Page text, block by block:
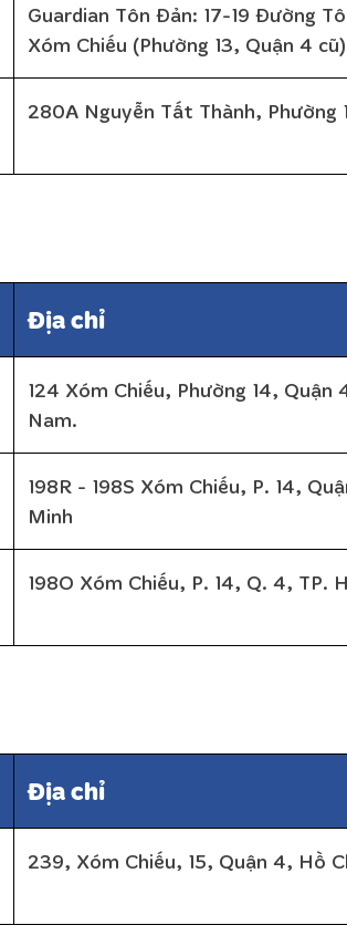
Guardian Tôn Đản: 17-19 Đường
Xóm Chiếu (Phường 13, Quận 4 cũ)
280A Nguyễn Tất Thành, Phường
Địa chỉ
124 Xóm Chiếu, Phường 14, Quận
Nam.
198R - 198S Xóm Chiếu, P. 14,
Minh
198O Xóm Chiếu, P. 14, Q. 4, TP.
Địa chỉ
239, Xóm Chiếu, 15, Quận 4, Hồ